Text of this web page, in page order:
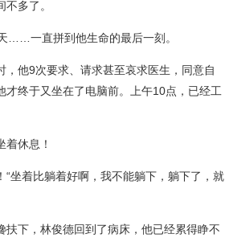
多了。
一直拼到他生命的最后一刻。
他9次要求、请求甚至哀求医生，同意自
终于又坐在了电脑前。上午10点，已经工
休息！
着比躺着好啊，我不能躺下，躺下了，就
下，林俊德回到了病床，他已经累得睁不